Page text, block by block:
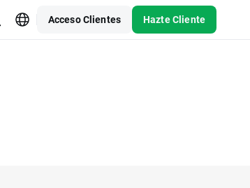
Acceso Clientes Hazte Cliente